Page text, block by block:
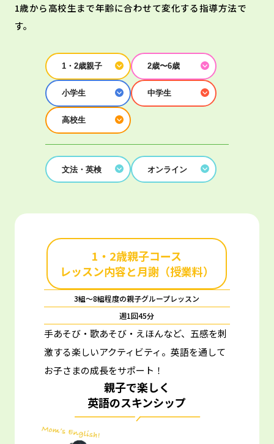
1歳から高校生まで年齢に合わせて変化する指導方法で
す。
1・2歳親子 2歳〜6歳
小学生 中学生
高校生
文法・英検 オンライン
1・2歳親子コース
レッスン内容と月謝（授業料）
3組～8組程度の親子グループレッスン
週1回45分
手あそび・歌あそび・えほんなど、五感を刺
激する楽しいアクティビティ。 英語を通して
お子さまの成長をサポート！
親子で楽しく
英語のスキンシップ